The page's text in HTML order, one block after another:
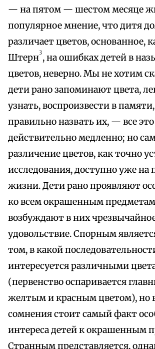
— на пятом — шестом месяце
популярное мнение, что дитя
различает цветов, основанное,
Штерн3, на ошибках детей в
цветов, неверно. Мы не хотим
дети рано запоминают цвета,
узнать, воспроизвести в
правильно назвать их, — все
действительно медленно; но
различение цветов, как точно
исследования, доступно уже на
жизни. Дети рано проявляют
ко всем окрашенным
возбуждают в них
удовольствие. Спорным
том, в какой
интересуется различными
(первенство оспаривается
желтым и красным цветом), но
сомнения стоит самый факт
интереса детей к окрашенным
Странным представляется,